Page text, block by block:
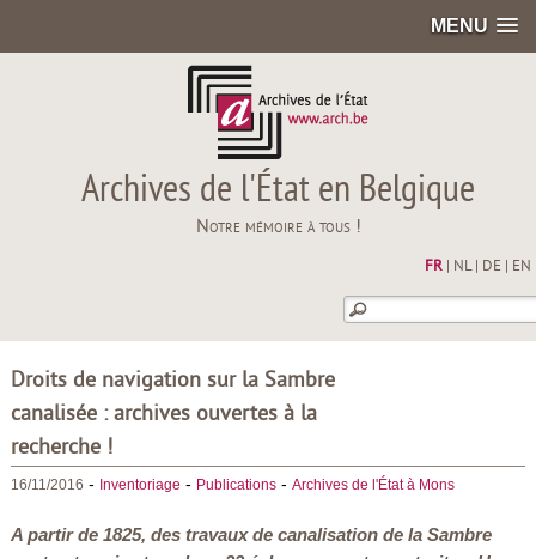
MENU
Archives de l'État en Belgique
Notre mémoire à tous !
FR| NL| DE EN
Droits de navigation sur la Sambre
canalisée : archives ouvertes à la
recherche !
16/11/2016 - Inventoriage - Publications- Archives de l'État à Mons
A partir de 1825, des travaux de canalisation de la Sambre